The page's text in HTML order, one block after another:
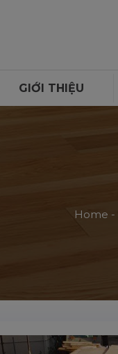
GIỚI THIỆU
Home -